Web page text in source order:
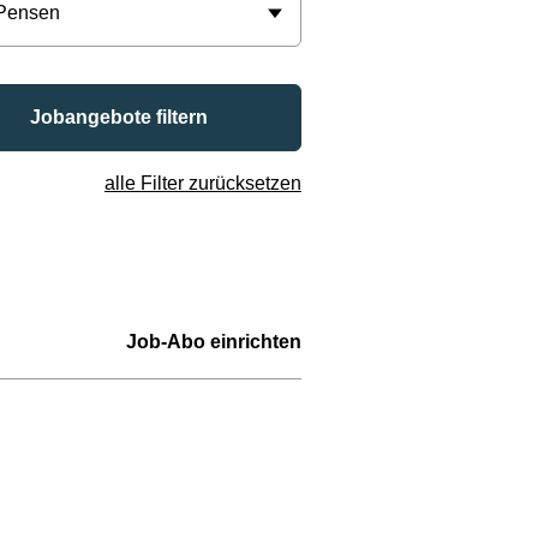
Jobangebote filtern
alle Filter zurücksetzen
Job-Abo einrichten